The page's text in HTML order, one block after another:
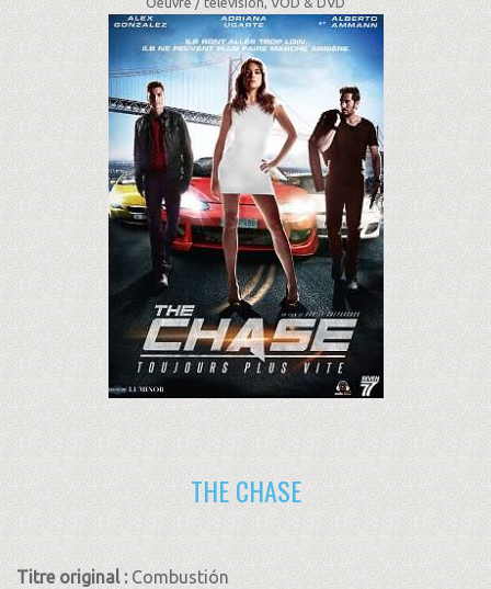
THE CHASE
Titre original : Combustión